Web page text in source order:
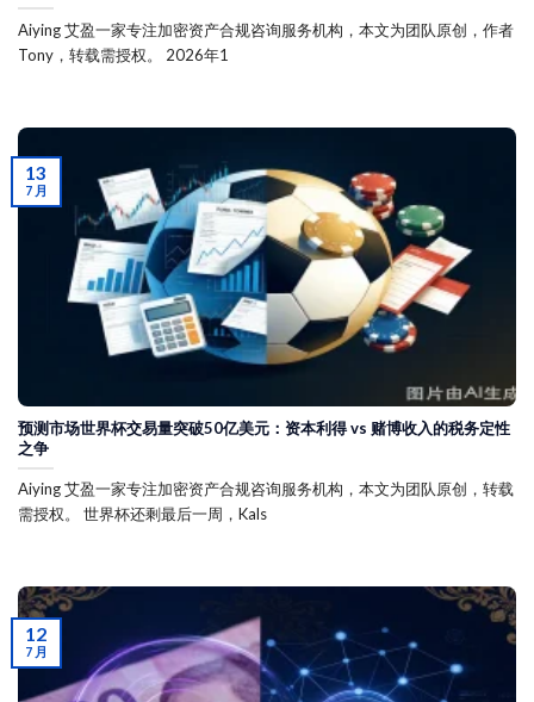
Aiying 艾盈一家专注加密资产合规咨询服务机构，本文为团队原创，作者
Tony，转载需授权。 2026年1
预测市场世界杯交易量突破50亿美元：资本利得 vs 赌博收入的税务定性
之争
Aiying 艾盈一家专注加密资产合规咨询服务机构，本文为团队原创，转载
需授权。 世界杯还剩最后一周，Kals
13
7 月
12
7 月